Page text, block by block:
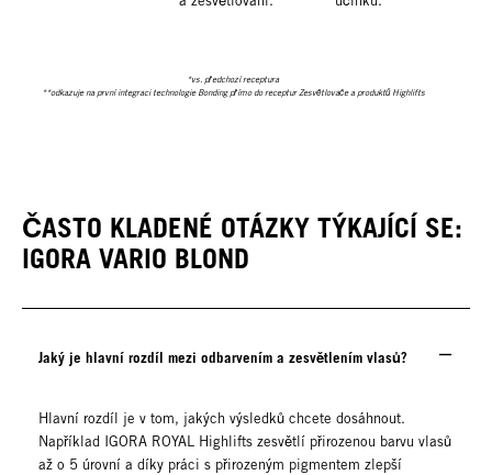
*vs. předchozí receptura
**odkazuje na první integraci technologie Bonding přímo do receptur Zesvětlovače a produktů Highlifts
ČASTO KLADENÉ OTÁZKY TÝKAJÍCÍ SE:
IGORA VARIO BLOND
Jaký je hlavní rozdíl mezi odbarvením a zesvětlením vlasů?
Hlavní rozdíl je v tom, jakých výsledků chcete dosáhnout.
Například IGORA ROYAL Highlifts zesvětlí přirozenou barvu vlasů
až o 5 úrovní a díky práci s přirozeným pigmentem zlepší